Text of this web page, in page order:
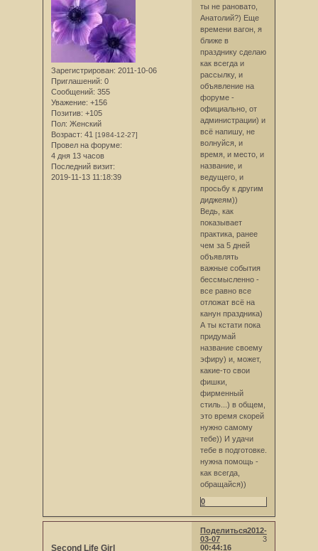
Зарегистрирован: 2011-10-06
Приглашений: 0
Сообщений: 355
Уважение: +156
Позитив: +105
Пол: Женский
Возраст: 41 [1984-12-27]
Провел на форуме:
4 дня 13 часов
Последний визит:
2019-11-13 11:18:39
ты не рановато,
Анатолий?) Еще
времени вагон, я
ближе в
празднику сделаю
как всегда и
рассылку, и
объявление на
форуме -
официально, от
администрации) и
всё напишу, не
волнуйся, и
время, и место, и
название, и
ведущего, и
просьбу к другим
диджеям))
Ведь, как
показывает
практика, ранее
чем за 5 дней
объявлять
важные события
бессмысленно -
все равно все
отложат всё на
канун праздника)
А ты кстати пока
придумай
название своему
эфиру) и, может,
какие-то свои
фишки,
фирменный
стиль...) в общем,
это время скорей
нужно самому
тебе)) И удачи
тебе в подготовке.
нужна помощь -
как всегда,
обращайся))
0
Поделиться
3
2012-
03-07
00:44:16
Second Life Girl